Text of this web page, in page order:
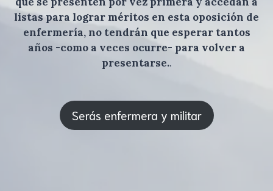
listas para lograr méritos en esta oposición de
enfermería, no tendrán que esperar tantos
años -como a veces ocurre- para volver a
presentarse..
Serás enfermera y militar